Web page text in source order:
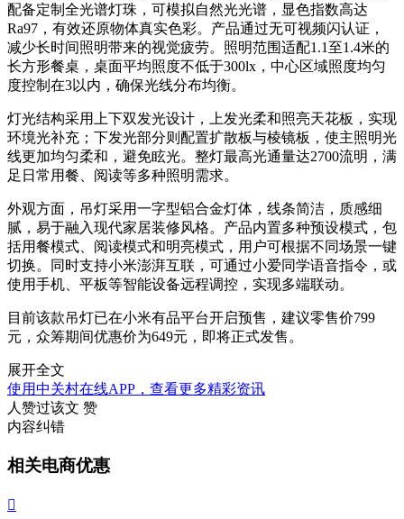
配备定制全光谱灯珠，可模拟自然光光谱，显色指数高达
Ra97，有效还原物体真实色彩。产品通过无可视频闪认证，
减少长时间照明带来的视觉疲劳。照明范围适配1.1至1.4米的
长方形餐桌，桌面平均照度不低于300lx，中心区域照度均匀
度控制在3以内，确保光线分布均衡。
灯光结构采用上下双发光设计，上发光柔和照亮天花板，实现
环境光补充；下发光部分则配置扩散板与棱镜板，使主照明光
线更加均匀柔和，避免眩光。整灯最高光通量达2700流明，满
足日常用餐、阅读等多种照明需求。
外观方面，吊灯采用一字型铝合金灯体，线条简洁，质感细
腻，易于融入现代家居装修风格。产品内置多种预设模式，包
括用餐模式、阅读模式和明亮模式，用户可根据不同场景一键
切换。同时支持小米澎湃互联，可通过小爱同学语音指令，或
使用手机、平板等智能设备远程调控，实现多端联动。
目前该款吊灯已在小米有品平台开启预售，建议零售价799
元，众筹期间优惠价为649元，即将正式发售。
展开全文
使用中关村在线APP，查看更多精彩资讯
人赞过该文 赞
内容纠错
相关电商优惠
